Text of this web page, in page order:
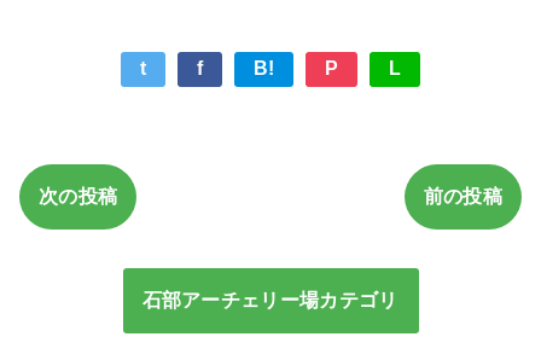
t f B! P L
次の投稿 前の投稿
石部アーチェリー場カテゴリ